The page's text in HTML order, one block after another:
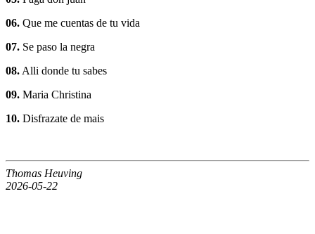
06. Que me cuentas de tu vida
07. Se paso la negra
08.Alli donde tu sabes
09. Maria Christina
10. Disfrazate de mais
Thomas Heuving
2026-05-22